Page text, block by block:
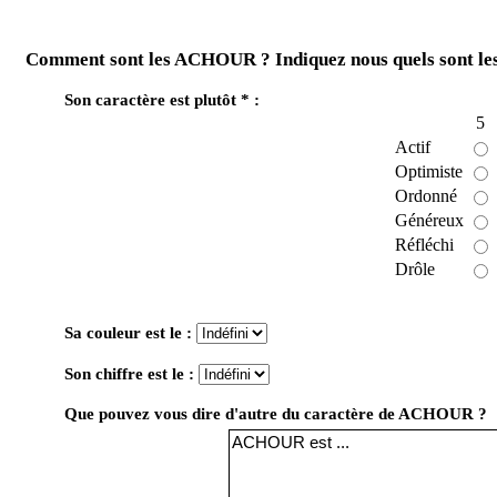
Comment sont les ACHOUR ? Indiquez nous quels sont
Son caractère est plutôt * :
5
Actif
Optimiste
Ordonné
Généreux
Réfléchi
Drôle
Sa couleur est le :
Son chiffre est le :
Que pouvez vous dire d'autre du caractère de ACHOUR ?